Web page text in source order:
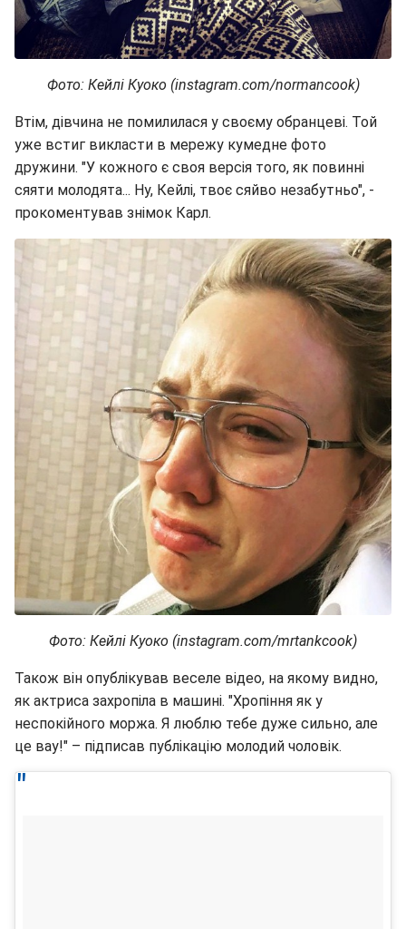
Фото: Кейлі Куоко (instagram.com/normancook)
Втім, дівчина не помилилася у своєму обранцеві. Той
уже встиг викласти в мережу кумедне фото
дружини. "У кожного є своя версія того, як повинні
сяяти молодята... Ну, Кейлі, твоє сяйво незабутньо", -
прокоментував знімок Карл.
Фото: Кейлі Куоко (instagram.com/mrtankcook)
Також він опублікував веселе відео, на якому видно,
як актриса захропіла в машині. "Хропіння як у
неспокійного моржа. Я люблю тебе дуже сильно, але
це вау!" – підписав публікацію молодий чоловік.